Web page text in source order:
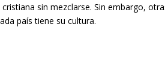
sin mezclarse. Sin embargo,
país tiene su cultura.